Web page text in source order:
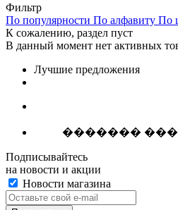
Фильтр
По популярности По алфавиту По
К сожалению, раздел пуст
В данный момент нет активных
Лучшие предложения
������� ���
Подписывайтесь
на новости и акции
Новости магазина